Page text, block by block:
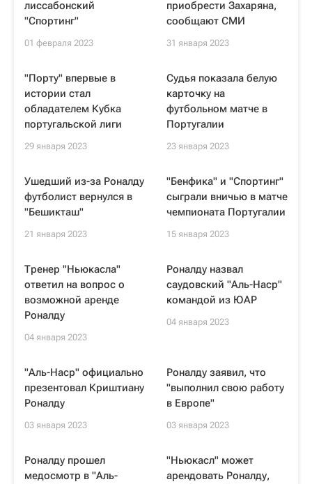
лиссабонский
"Спортинг"
01 февраля 2023
приобрести Захаряна,
сообщают СМИ
31 января 2023
"Порту" впервые в
истории стал
обладателем Кубка
португальской лиги
29 января 2023
Судья показала белую
карточку на
футбольном матче в
Португалии
23 января 2023
Ушедший из-за Роналду
футболист вернулся в
"Бешикташ"
21 января 2023
"Бенфика" и "Спортинг"
сыграли вничью в матче
чемпионата Португалии
15 января 2023
Тренер "Ньюкасла"
ответил на вопрос о
возможной аренде
Роналду
04 января 2023
Роналду назвал
саудовский "Аль-Наср"
командой из ЮАР
04 января 2023
"Аль-Наср" официально
презентовал Криштиану
Роналду
03 января 2023
Роналду заявил, что
"выполнил свою работу
в Европе"
03 января 2023
Роналду прошел
медосмотр в "Аль-
"Ньюкасл" может
арендовать Роналду,